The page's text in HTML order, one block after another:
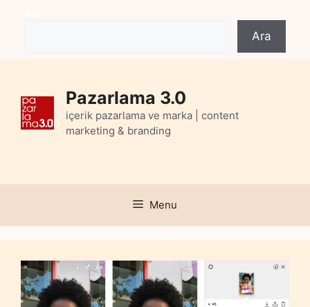
Ara
Pazarlama 3.0
içerik pazarlama ve marka | content
marketing & branding
Menu